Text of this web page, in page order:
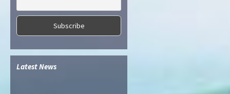
Latest News